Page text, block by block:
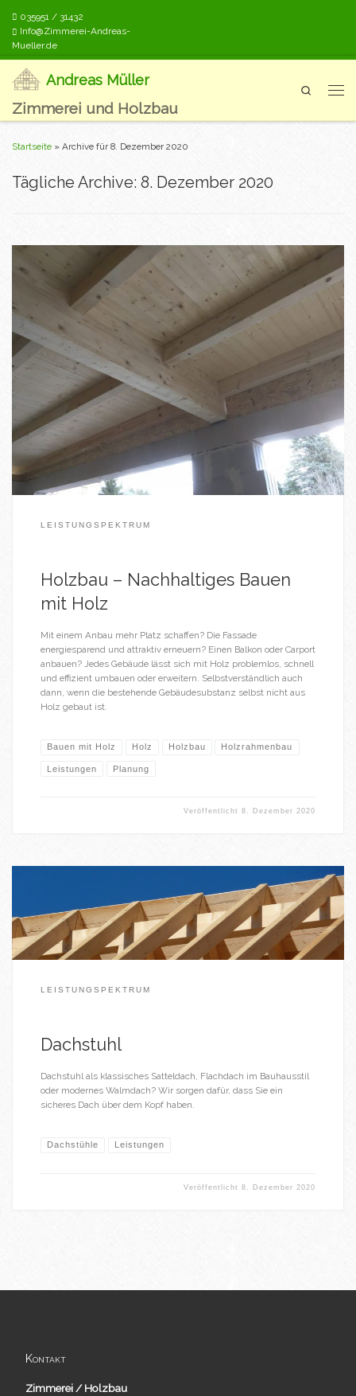
Zum Inhalt springen
035951 / 31432
Info@Zimmerei-Andreas-
Mueller.de
Andreas Müller
Zimmerei und Holzbau
Search
Startseite » Archive für 8. Dezember 2020
Tägliche Archive: 8. Dezember 2020
LEISTUNGSPEKTRUM
Holzbau – Nachhaltiges Bauen
mit Holz
Mit einem Anbau mehr Platz schaffen? Die Fassade
energiesparend und attraktiv erneuern? Einen Balkon oder Carport
anbauen? Jedes Gebäude lässt sich mit Holz problemlos, schnell
und effizient umbauen oder erweitern. Selbstverständlich auch
dann, wenn die bestehende Gebäudesubstanz selbst nicht aus
Holz gebaut ist.
Bauen mit Holz Holz Holzbau Holzrahmenbau
Leistungen Planung
Veröffentlicht8. Dezember 2020
LEISTUNGSPEKTRUM
Dachstuhl
Dachstuhl als klassisches Satteldach, Flachdach im Bauhausstil
oder modernes Walmdach? Wir sorgen dafür, dass Sie ein
sicheres Dach über dem Kopf haben.
Dachstühle Leistungen
Veröffentlicht8. Dezember 2020
Kontakt
Zimmerei / Holzbau